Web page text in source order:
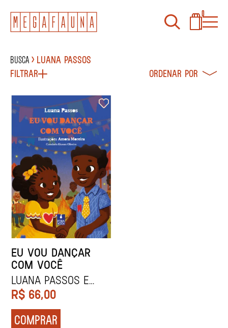
0
Busca
Luana Passos
Filtrar
EU VOU DANÇAR
COM VOCÊ
Luana Passos e
Amora Moreira
R$ 66,00
COMPRAR